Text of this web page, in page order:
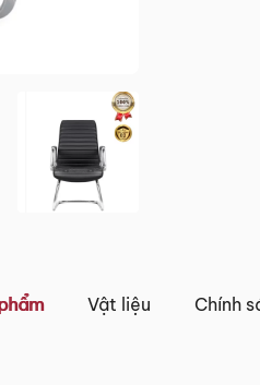
Vật liệu Chính
Tỉnh Thành khác” không
2 đến Chủ Nhật)